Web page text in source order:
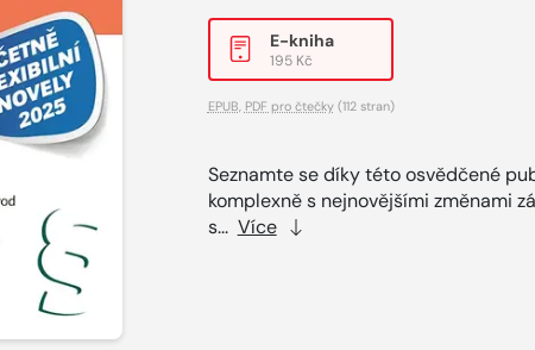
E-kniha
195 Kč
EPUB PDF pro čtečky(112 stran)
Seznamte se díky této osvědčené
komplexně s nejnovějšími změnami
s... Více